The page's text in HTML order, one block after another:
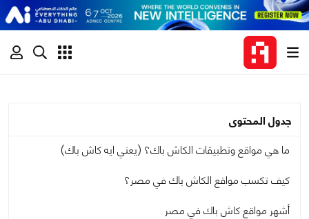
جدول المحتوى
ما هي مواقع وتطبيقات الكاش باك؟ (يعني ايه كاش باك)
كيف تكسب مواقع الكاش باك في مصر؟
أشهر مواقع كاش باك في مصر